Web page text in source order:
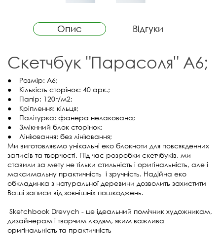
Опис Відгуки
Скетчбук "Парасоля" А6;
● Розмір: А6;
● Кількість сторінок: 40 арк.;
● Папір: 120г/м2;
● Кріплення: кільця;
● Палітурка: фанера нелакована;
● Змікнний блок сторінок;
● Лініювання: без лініювання;
Ми виготовляємо унікальні еко блокноти для повсякденних
записів та творчості. Під час розробки скетчбуків, ми
ставили за мету не тільки стильність і оригінальність, але і
максимальну практичність і зручність. Надійна еко
обкладинка з натуральної деревини дозволить захистити
Ваші записи від зовнішніх пошкоджень.
Sketchbook Drevych - це ідеальний помічник художникам,
дизайнерам і творчим людям, яким важлива
оригінальність та практичність